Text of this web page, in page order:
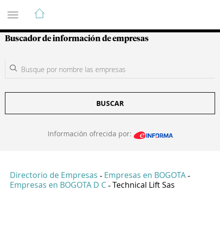
Guía de Empresas Colombianas
Buscador de información de empresas
BUSCAR
Información ofrecida por:
Directorio de Empresas - Empresas en BOGOTA -
Empresas en BOGOTA D C - Technical Lift Sas